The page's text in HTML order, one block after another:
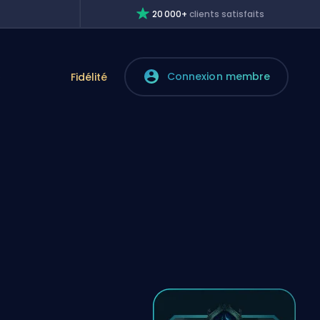
20 000+clients satisfaits
Fidélité Connexion membre